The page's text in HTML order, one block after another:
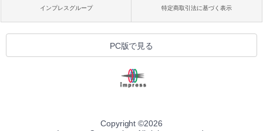
インプレスグループ 特定商取引法に基づく表示
PC版で見る
Copyright ©2026